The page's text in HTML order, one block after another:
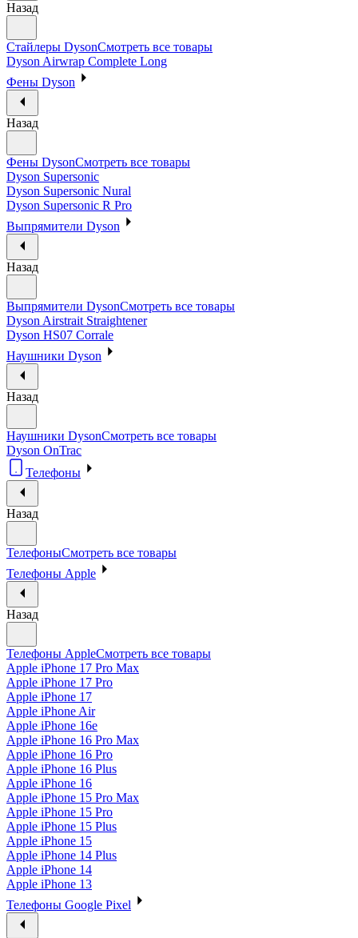
Назад
Стайлеры DysonСмотреть все товары
Dyson Airwrap Complete Long
Фены Dyson
Назад
Фены DysonСмотреть все товары
Dyson Supersonic
Dyson Supersonic Nural
Dyson Supersonic R Pro
Выпрямители Dyson
Назад
Выпрямители DysonСмотреть все товары
Dyson Airstrait Straightener
Dyson HS07 Corrale
Наушники Dyson
Назад
Наушники DysonСмотреть все товары
Dyson OnTrac
Телефоны
Назад
ТелефоныСмотреть все товары
Телефоны Apple
Назад
Телефоны AppleСмотреть все товары
Apple iPhone 17 Pro Max
Apple iPhone 17 Pro
Apple iPhone 17
Apple iPhone Air
Apple iPhone 16e
Apple iPhone 16 Pro Max
Apple iPhone 16 Pro
Apple iPhone 16 Plus
Apple iPhone 16
Apple iPhone 15 Pro Max
Apple iPhone 15 Pro
Apple iPhone 15 Plus
Apple iPhone 15
Apple iPhone 14 Plus
Apple iPhone 14
Apple iPhone 13
Телефоны Google Pixel